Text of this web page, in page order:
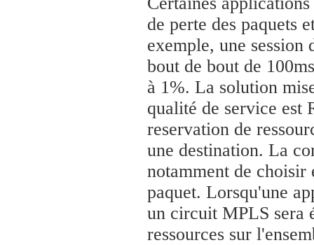
de perte des paquets
exemple, une session
bout de bout de
à 1%. La solution
qualité de service est
reservation de
une destination. La
notamment de
paquet. Lorsqu'une
un circuit MPLS sera
ressources sur